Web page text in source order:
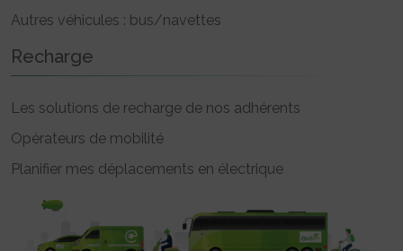
Autres véhicules : bus/navettes
Recharge
Les solutions de recharge de nos adhérents
Opérateurs de mobilité
Planifier mes déplacements en électrique